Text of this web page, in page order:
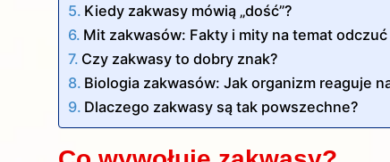
Kiedy zakwasy mówią „dość”?
Mit zakwasów: Fakty i mity na temat
Czy zakwasy to dobry znak?
Biologia zakwasów: Jak organizm reaguje
Dlaczego zakwasy są tak powszechne?